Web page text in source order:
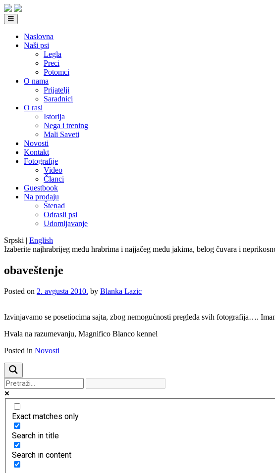
Naslovna
Naši psi
Legla
Preci
Potomci
O nama
Prijatelji
Saradnici
O rasi
Istorija
Nega i trening
Mali Saveti
Novosti
Kontakt
Fotografije
Video
Članci
Guestbook
Na prodaju
Štenad
Odrasli psi
Udomljavanje
Srpski | English
Izaberite najhrabrijeg među hrabrima i najjačeg među jakima, belog čuvara i
obaveštenje
Posted on 2. avgusta 2010. by Blanka Lazic
Izvinjavamo se posetiocima sajta, zbog nemogućnosti pregleda svih fotografija….
Hvala na razumevanju, Magnifico Blanco kennel
Posted in Novosti
Exact matches only
Search in title
Search in content